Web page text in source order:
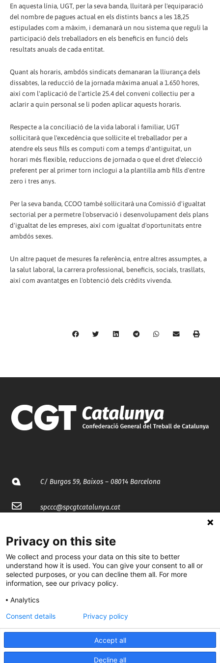
En aquesta línia, UGT, per la seva banda, lluitarà per l'equiparació
del nombre de pagues actual en els distints bancs a les 18,25
estipulades com a màxim, i demanarà un nou sistema que reguli la
participació dels treballadors en els beneficis en funció dels
resultats anuals de cada entitat.
Quant als horaris, ambdós sindicats demanaran la lliurança dels
dissabtes, la reducció de la jornada màxima anual a 1.650 hores,
així com l'aplicació de l'article 25.4 del conveni col·lectiu per a
aclarir a quin personal se li poden aplicar aquests horaris.
Respecte a la conciliació de la vida laboral i familiar, UGT
sol·licitarà que l'excedència que sol·licite el treballador per a
atendre els seus fills es computi com a temps d'antiguitat, un
horari més flexible, reduccions de jornada o que el dret d'elecció
preferent per al primer torn inclogui a la plantilla amb fills d'entre
zero i tres anys.
Per la seva banda, CCOO també sol·licitarà una Comissió d'igualtat
sectorial per a permetre l'observació i desenvolupament dels plans
d'igualtat de les empreses, així com igualtat d'oportunitats entre
ambdós sexes.
Un altre paquet de mesures fa referència, entre altres assumptes, a
la salut laboral, la carrera professional, beneficis, socials, trasllats,
així com avantatges en l'obtenció dels crèdits vivenda.
C/ Burgos 59, Baixos – 08014 Barcelona
spccc@spcgtcatalunya.cat
@CGTCatalunya
cgtcatalunya
CGTCatalunya
cgtcatalunya
Desenvolupat per
Privacy on this site
We collect and process your data on this site to better
understand how it is used. You can give your consent to all or
selected purposes, or you can decline them all. For more
information, see our privacy policy.
Analytics
Accept all
Decline all
Consent details Privacy policy